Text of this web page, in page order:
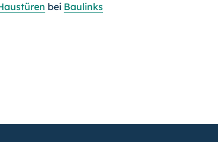
bei Baulinks